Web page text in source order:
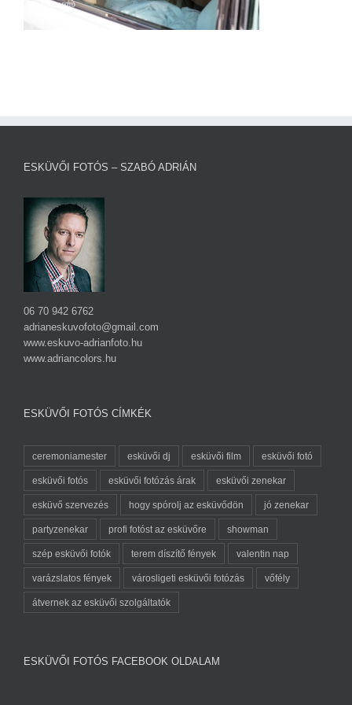
ESKÜVŐI FOTÓS – SZABÓ ADRIÁN
06 70 942 6762
adrianeskuvofoto@gmail.com
www.eskuvo-adrianfoto.hu
www.adriancolors.hu
ESKÜVŐI FOTÓS CÍMKÉK
ceremoniamester esküvői dj esküvői film esküvői fotó
esküvői fotós esküvői fotózás árak esküvői zenekar
esküvő szervezés hogy spórolj az esküvődön jó zenekar
partyzenekar profi fotóst az esküvőre showman
szép esküvői fotók terem díszítő fények valentin nap
varázslatos fények városligeti esküvői fotózás vőfély
átvernek az esküvői szolgáltatók
ESKÜVŐI FOTÓS FACEBOOK OLDALAM